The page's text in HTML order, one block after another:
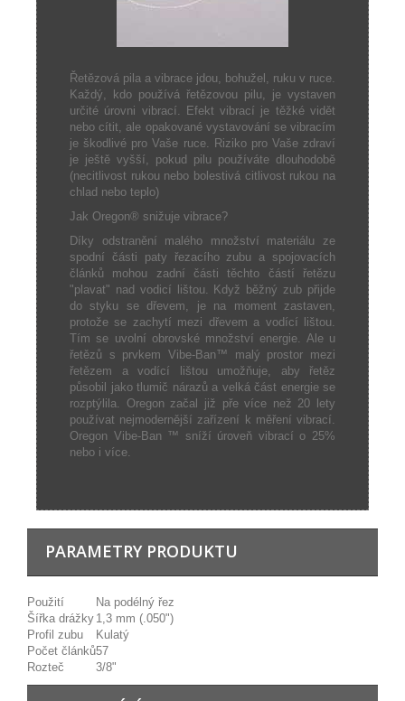
Řetězová pila a vibrace jdou, bohužel, ruku v ruce.
Každý, kdo používá řetězovou pilu, je vystaven
určité úrovni vibrací. Efekt vibrací je těžké vidět
nebo cítit, ale opakované vystavování se vibracím
je škodlivé pro Vaše ruce. Riziko pro Vaše zdraví
je ještě vyšší, pokud pilu používáte dlouhodobě
(necitlivost rukou nebo bolestivá citlivost rukou na
chlad nebo teplo)
Jak Oregon® snižuje vibrace?
Díky odstranění malého množství materiálu ze
spodní části paty řezacího zubu a spojovacích
článků mohou zadní části těchto částí řetězu
"plavat" nad vodicí lištou. Když běžný zub přijde
do styku se dřevem, je na moment zastaven,
protože se zachytí mezi dřevem a vodící lištou.
Tím se uvolní obrovské množství energie. Ale u
řetězů s prvkem Vibe-Ban™ malý prostor mezi
řetězem a vodící lištou umožňuje, aby řetěz
působil jako tlumič nárazů a velká část energie se
rozptýlila. Oregon začal již pře více než 20 lety
používat nejmodernější zařízení k měření vibrací.
Oregon Vibe-Ban ™ sníží úroveň vibrací o 25%
nebo i více.
PARAMETRY PRODUKTU
Použití
Na podélný řez
Šířka drážky 1,3 mm (.050")
Profil zubu
Kulatý
Počet článků57
Rozteč
3/8"